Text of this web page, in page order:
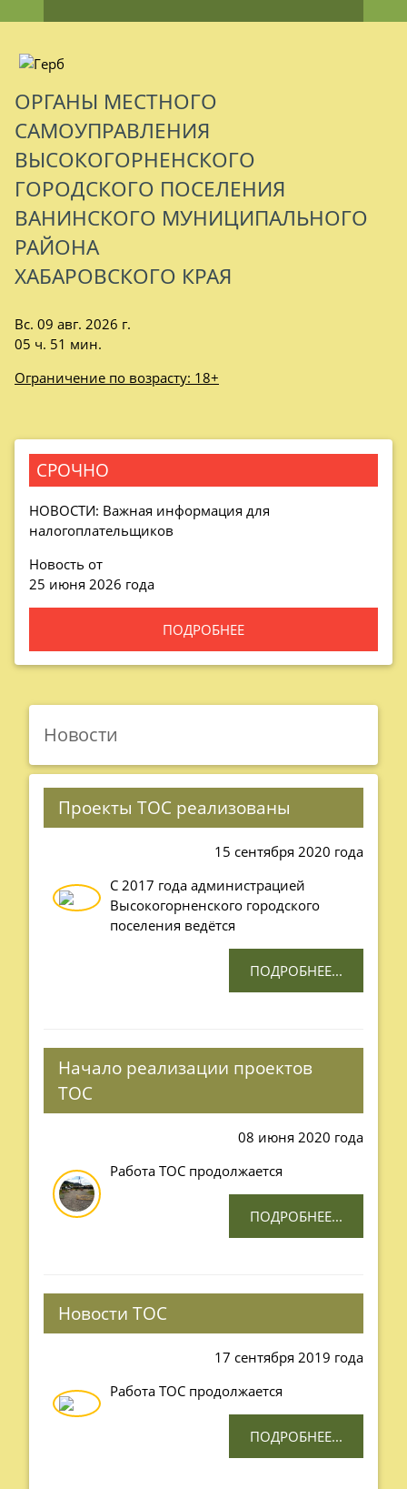
ОРГАНЫ МЕСТНОГО
САМОУПРАВЛЕНИЯ
ВЫСОКОГОРНЕНСКОГО
ГОРОДСКОГО ПОСЕЛЕНИЯ
ВАНИНСКОГО МУНИЦИПАЛЬНОГО
РАЙОНА
ХАБАРОВСКОГО КРАЯ
Вс. 09 авг. 2026 г.
05 ч. 51 мин.
Ограничение по возрасту: 18+
СРОЧНО
НОВОСТИ: Важная информация для
налогоплательщиков
Новость от
25 июня 2026 года
ПОДРОБНЕЕ
Новости
Проекты ТОС реализованы
15 сентября 2020 года
C 2017 года администрацией
Высокогорненского городского
поселения ведётся
ПОДРОБНЕЕ...
Начало реализации проектов
ТОС
08 июня 2020 года
Работа ТОС продолжается
ПОДРОБНЕЕ...
Новости ТОС
17 сентября 2019 года
Работа ТОС продолжается
ПОДРОБНЕЕ...